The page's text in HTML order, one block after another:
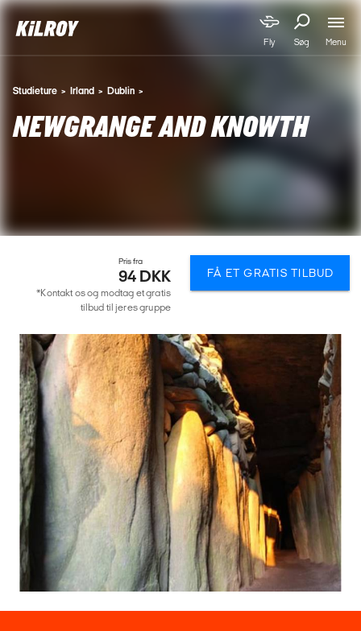
Fly Søg Menu
Studieture Irland Dublin
NEWGRANGE AND KNOWTH
Pris fra
94 DKK
*Kontakt os og modtag et gratis
tilbud til jeres gruppe
FÅ ET GRATIS TILBUD